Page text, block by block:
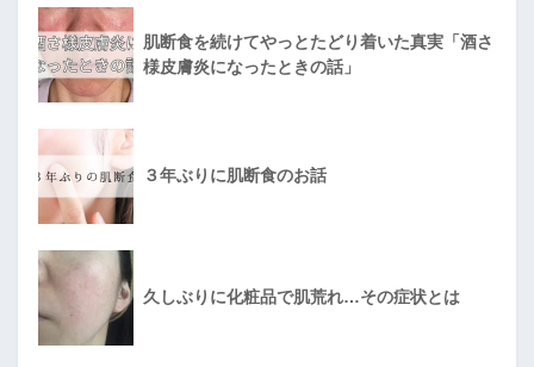
肌断食を続けてやっとたどり着いた真実「酒さ
様皮膚炎になったときの話」
３年ぶりに肌断食のお話
久しぶりに化粧品で肌荒れ…その症状とは